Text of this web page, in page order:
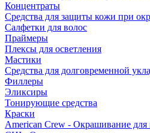
Концентраты
Средства для защиты кожи при
Салфетки для волос
Праймеры
Плексы для осветления
Мастики
Средства для долговременной
Филлеры
Эликсиры
Тонирующие средства
Краски
American Crew - Окрашивание